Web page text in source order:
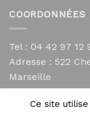
COORDONNÉES
Tel : 04 42 97 12
Adresse : 522
Marseille
Mentions légales
Ce site